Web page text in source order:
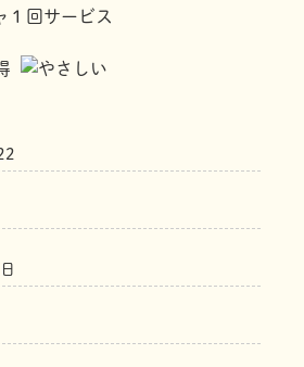
回サービス